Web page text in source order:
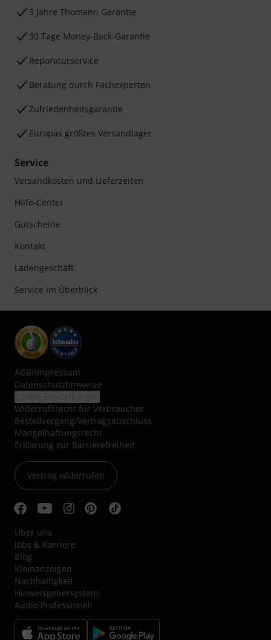
3 Jahre Thomann Garantie
30 Tage Money-Back-Garantie
Reparaturservice
Beratung durch Fachexperten
Zufriedenheitsgarantie
Europas größtes Versandlager
Service
Versandkosten und Lieferzeiten
Hilfe-Center
Gutscheine
Kontakt
Ladengeschäft
Service im Überblick
AGB/Impressum
Datenschutzhinweise
Widerrufsrecht für Verbraucher
Bestellvorgang/Vertragsabschluss
Mängelhaftungsrecht
Erklärung zur Barrierefreiheit
Vertrag widerrufen
Über uns
Jobs & Karriere
Blog
Kleinanzeigen
Nachhaltigkeit
Hinweisgebersystem
Audio Professionell